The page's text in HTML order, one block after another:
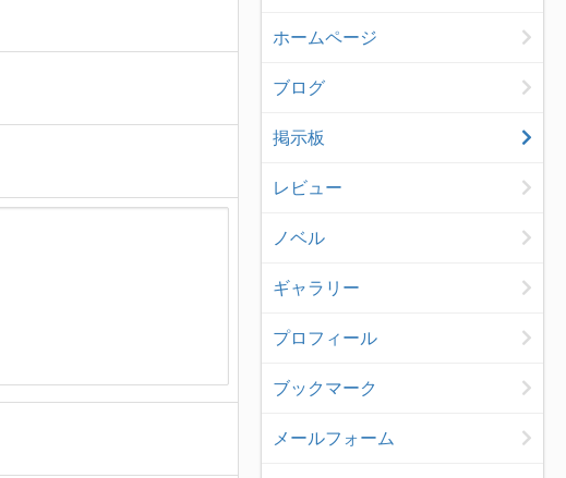
ホームページ
ブログ
掲示板
レビュー
ノベル
ギャラリー
プロフィール
ブックマーク
メールフォーム